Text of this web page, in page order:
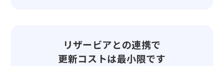
リザービアとの連携で
更新コストは最小限です